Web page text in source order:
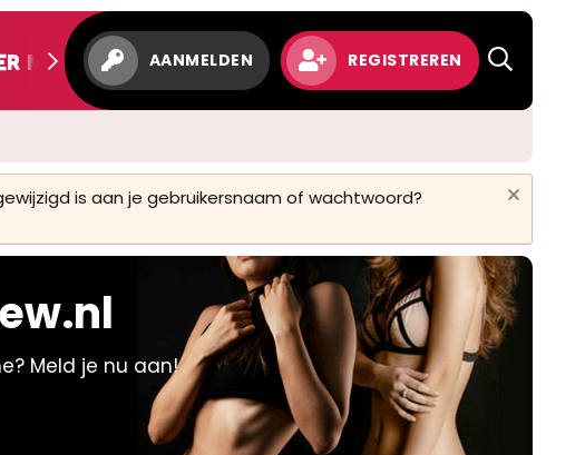
nieuw AANMELDEN REGISTREREN
is aan je gebruikersnaam of wachtwoord?
Meld je nu aan!